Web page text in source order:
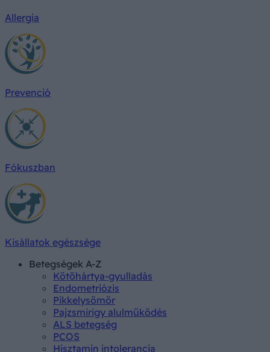
Allergia
Prevenció
Fókuszban
Kisállatok egészsége
Betegségek A-Z
Kötőhártya-gyulladás
Endometriózis
Pikkelysömör
Pajzsmirigy alulműködés
ALS betegség
PCOS
Hisztamin intolerancia